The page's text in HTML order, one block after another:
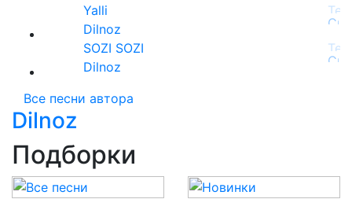
Yalli
Dilnoz
SOZI SOZI
Dilnoz
Все песни автора
Dilnoz
Подборки